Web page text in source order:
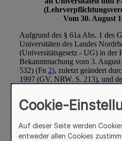
Cookie-
Auf dieser Seite werden
entweder allen Cookies